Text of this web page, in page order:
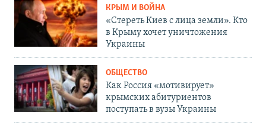
КРЫМ И ВОЙНА
«Стереть Киев с лица земли». Кто
в Крыму хочет уничтожения
Украины
ОБЩЕСТВО
Как Россия «мотивирует»
крымских абитуриентов
поступать в вузы Украины